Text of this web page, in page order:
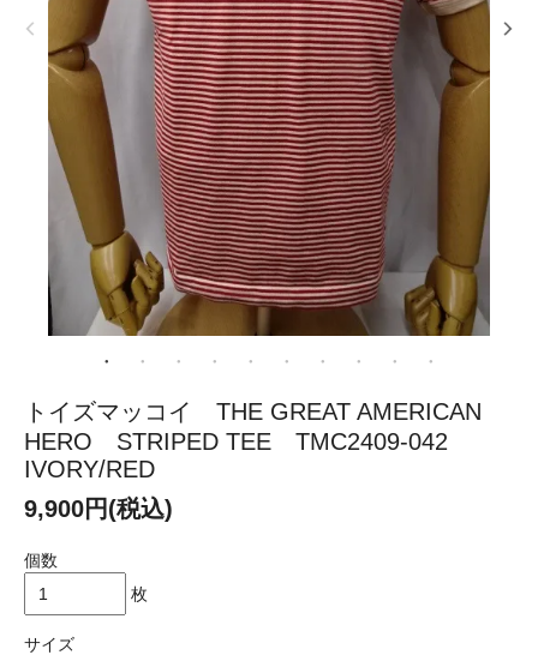
トイズマッコイ THE GREAT AMERICAN
HERO STRIPED TEE TMC2409-042
IVORY/RED
9,900円(税込)
個数
枚
サイズ